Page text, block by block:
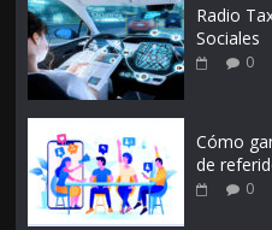
Radio
Sociales
0
Cómo
de
0